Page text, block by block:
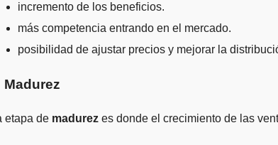
incremento de los beneficios.
más competencia entrando en el mercado.
posibilidad de ajustar precios y mejorar la
Madurez
etapa de madurez es donde el crecimiento de las